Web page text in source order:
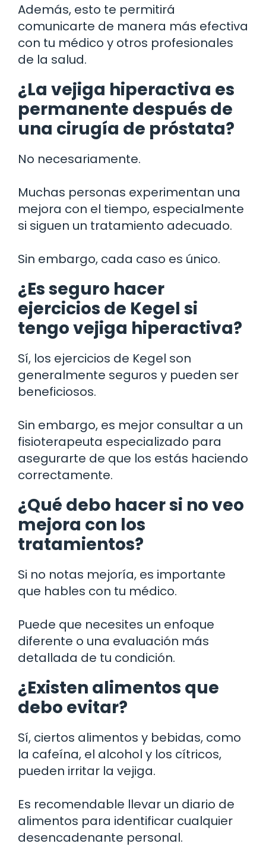
Además, esto te permitirá
comunicarte de manera más efectiva
con tu médico y otros profesionales
de la salud.
¿La vejiga hiperactiva es
permanente después de
una cirugía de próstata?
No necesariamente.
Muchas personas experimentan una
mejora con el tiempo, especialmente
si siguen un tratamiento adecuado.
Sin embargo, cada caso es único.
¿Es seguro hacer
ejercicios de Kegel si
tengo vejiga hiperactiva?
Sí, los ejercicios de Kegel son
generalmente seguros y pueden ser
beneficiosos.
Sin embargo, es mejor consultar a un
fisioterapeuta especializado para
asegurarte de que los estás haciendo
correctamente.
¿Qué debo hacer si no veo
mejora con los
tratamientos?
Si no notas mejoría, es importante
que hables con tu médico.
Puede que necesites un enfoque
diferente o una evaluación más
detallada de tu condición.
¿Existen alimentos que
debo evitar?
Sí, ciertos alimentos y bebidas, como
la cafeína, el alcohol y los cítricos,
pueden irritar la vejiga.
Es recomendable llevar un diario de
alimentos para identificar cualquier
desencadenante personal.